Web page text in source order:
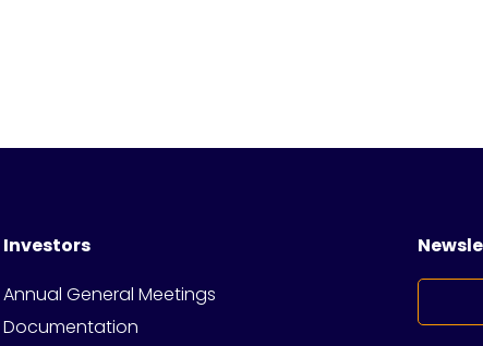
Investors
Annual General Meetings
Documentation